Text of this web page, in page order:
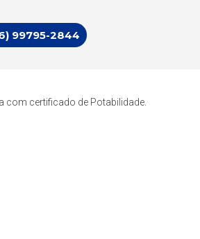
99795-2844
certificado de Potabilidade.